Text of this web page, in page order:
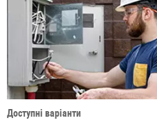
Доступні варіанти